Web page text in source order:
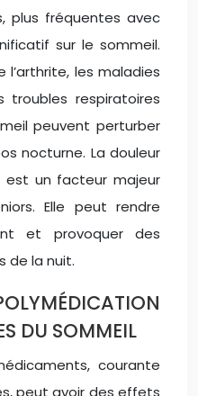
plus fréquentes avec
sur le sommeil.
les maladies
troubles respiratoires
peuvent perturber
nocturne. La douleur
est un facteur majeur
Elle peut rendre
et provoquer des
de la nuit.
DU SOMMEIL
courante
peut avoir des effets